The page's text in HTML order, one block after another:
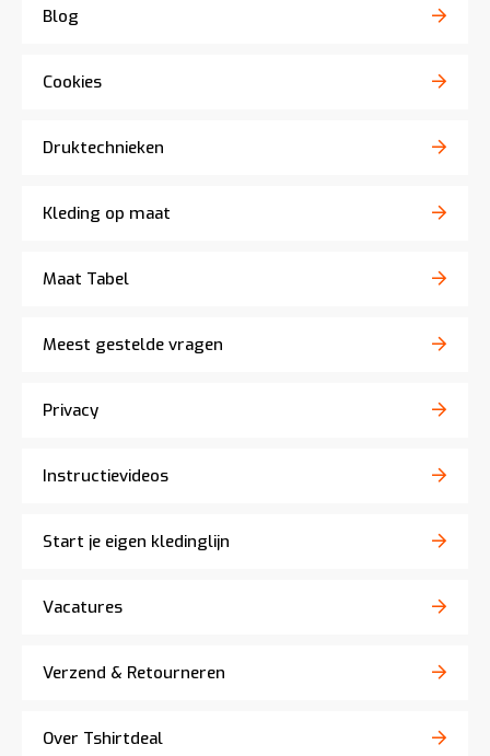
Blog
Cookies
Druktechnieken
Kleding op maat
Maat Tabel
Meest gestelde vragen
Privacy
Instructievideos
Start je eigen kledinglijn
Vacatures
Verzend & Retourneren
Over Tshirtdeal